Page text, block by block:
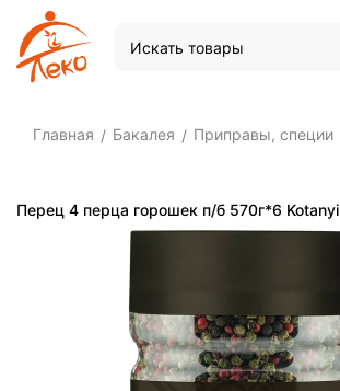
Главная / Бакалея / Приправы, специи
Перец 4 перца горошек п/б 570г*6 Kotanyi